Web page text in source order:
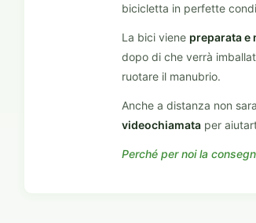
bicicletta in perfette
La bici viene preparata e
dopo di che verrà
ruotare il manubrio.
Anche a distanza non
videochiamata per
Perché per noi la